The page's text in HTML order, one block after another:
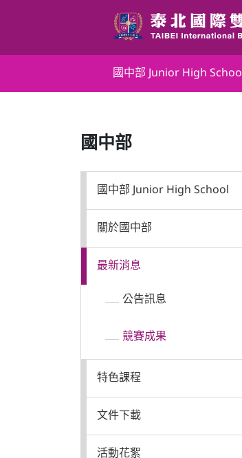
容
國中部 Junior High School
國中部
國中部 Junior High School
關於國中部
最新消息
公告訊息
競賽成果
特色課程
文件下載
活動花絮
國中部 Junior High School